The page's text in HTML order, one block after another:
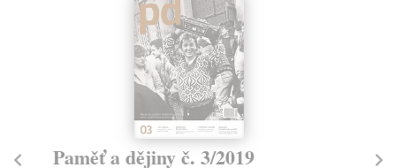
Paměť a dějiny č. 3/2019